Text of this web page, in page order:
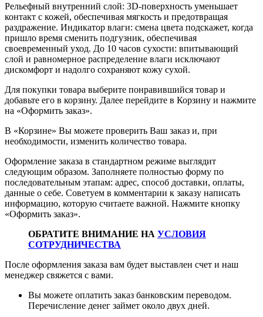
Рельефный внутренний слой: 3D-поверхность уменьшает
контакт с кожей, обеспечивая мягкость и предотвращая
раздражение. Индикатор влаги: смена цвета подскажет, когда
пришло время сменить подгузник, обеспечивая
своевременный уход. До 10 часов сухости: впитывающий
слой и равномерное распределение влаги исключают
дискомфорт и надолго сохраняют кожу сухой.
Для покупки товара выберите понравившийся товар и
добавьте его в корзину. Далее перейдите в Корзину и нажмите
на «Оформить заказ».
В «Корзине» Вы можете проверить Ваш заказ и, при
необходимости, изменить количество товара.
Оформление заказа в стандартном режиме выглядит
следующим образом. Заполняете полностью форму по
последовательным этапам: адрес, способ доставки, оплаты,
данные о себе. Советуем в комментарии к заказу написать
информацию, которую считаете важной. Нажмите кнопку
«Оформить заказ».
ОБРАТИТЕ ВНИМАНИЕ НА УСЛОВИЯ
СОТРУДНИЧЕСТВА
После оформления заказа вам будет выставлен счет и наш
менеджер свяжется с вами.
Вы можете оплатить заказ банковским переводом.
Перечисление денег займет около двух дней.